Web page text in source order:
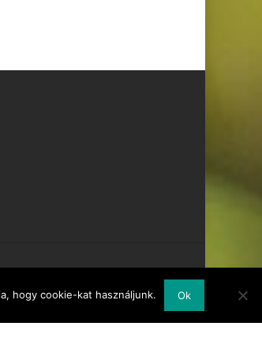
hogy cookie-kat használjunk. Ok